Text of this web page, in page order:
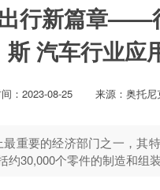
行新篇章——
斯 汽车行业应
： 2023-08-25 来源：奥托
重要的经济部门之一，其
约30,000个零件的制造和组